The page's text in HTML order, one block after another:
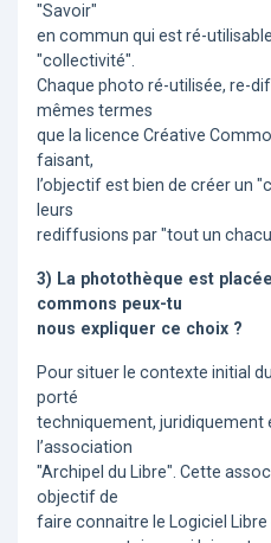
"Savoir"
en commun qui est ré-
"collectivité".
Chaque photo ré-utilisée, re-
mêmes termes
que la licence Créative
faisant,
l’objectif est bien de créer un
leurs
rediffusions par "tout un
3) La photothèque est
commons peux-tu
nous expliquer ce choix ?
Pour situer le contexte initial
porté
techniquement, juridiquement
l’association
"Archipel du Libre". Cette
objectif de
faire connaitre le Logiciel